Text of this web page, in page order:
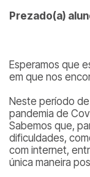
Prezado(a)
Esperamos que
em que nos
Neste período
pandemia de
Sabemos que,
dificuldades,
com internet,
única maneira